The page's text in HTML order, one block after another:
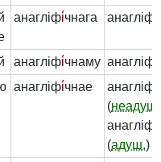
анагліфі́чнага анагліф
анагліфі́чнаму анагліф
анагліфі́чнае анагліф
(неадуш.
анагліф
(адуш.)